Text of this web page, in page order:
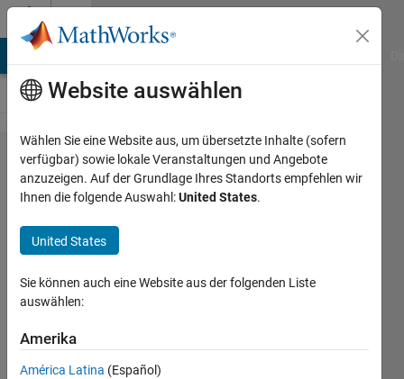
Weiter zum Inhalt
Problem
44493.
great
old
Noriko
HOUNOKI
Website auswählen
Wählen Sie eine Website aus, um übersetzte Inhalte (sofern
verfügbar) sowie lokale Veranstaltungen und Angebote
anzuzeigen. Auf der Grundlage Ihres Standorts empfehlen wir
Ihnen die folgende Auswahl:United States.
United States
Sie können auch eine Website aus der folgenden Liste
auswählen:
Amerika
América Latina (Español)